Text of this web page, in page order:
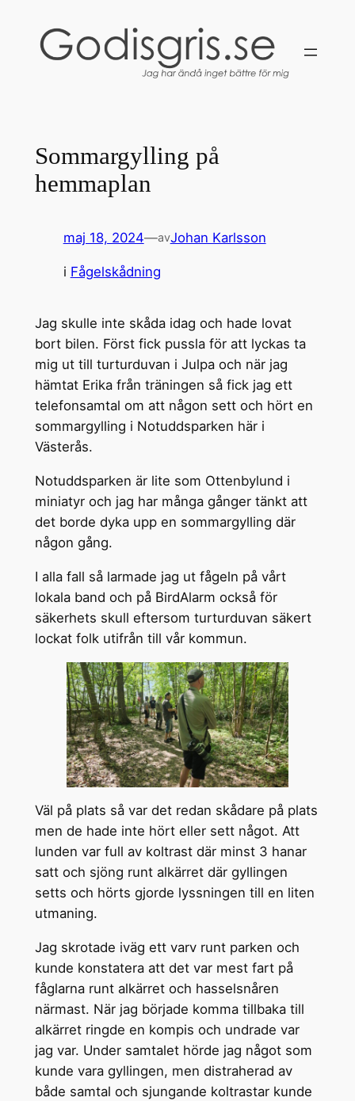
innehåll
Sommargylling på
hemmaplan
maj 18, 2024—avJohan Karlsson
i Fågelskådning
Jag skulle inte skåda idag och hade lovat
bort bilen. Först fick pussla för att lyckas ta
mig ut till turturduvan i Julpa och när jag
hämtat Erika från träningen så fick jag ett
telefonsamtal om att någon sett och hört en
sommargylling i Notuddsparken här i
Västerås.
Notuddsparken är lite som Ottenbylund i
miniatyr och jag har många gånger tänkt att
det borde dyka upp en sommargylling där
någon gång.
I alla fall så larmade jag ut fågeln på vårt
lokala band och på BirdAlarm också för
säkerhets skull eftersom turturduvan säkert
lockat folk utifrån till vår kommun.
Väl på plats så var det redan skådare på plats
men de hade inte hört eller sett något. Att
lunden var full av koltrast där minst 3 hanar
satt och sjöng runt alkärret där gyllingen
setts och hörts gjorde lyssningen till en liten
utmaning.
Jag skrotade iväg ett varv runt parken och
kunde konstatera att det var mest fart på
fåglarna runt alkärret och hasselsnåren
närmast. När jag började komma tillbaka till
alkärret ringde en kompis och undrade var
jag var. Under samtalet hörde jag något som
kunde vara gyllingen, men distraherad av
både samtal och sjungande koltrastar kunde